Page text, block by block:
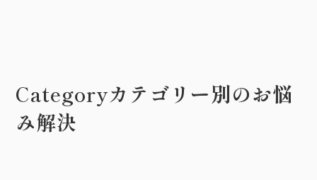
Categoryカテゴリー別のお悩
み解決